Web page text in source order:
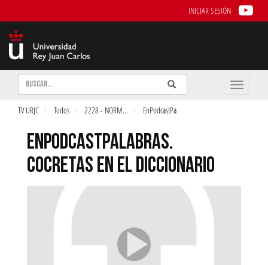
INICIAR SESIÓN
Buscar Enviar
Buscar
Toggle
TV URJC Todos 2228 - NORM... EnPodcastPa
ENPODCASTPALABRAS.
COCRETAS EN EL DICCIONARIO